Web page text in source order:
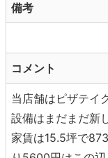
備考
コメント
当店舗はピザテイ
設備はまだまだ新
家賃は15.5坪で